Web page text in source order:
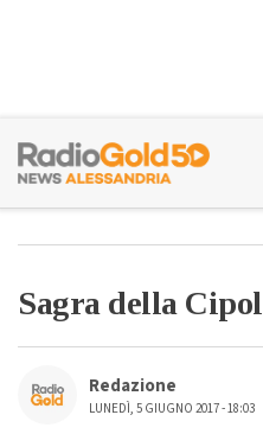
Sagra della
Redazione
LUNEDÌ, 5 GIUGNO 2017 - 18:03